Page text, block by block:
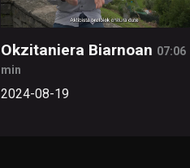
Okzitaniera Biarnoan 07:06
min
2024-08-19